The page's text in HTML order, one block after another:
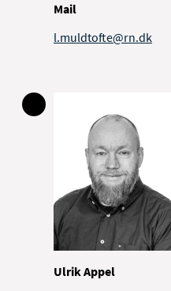
Mail
l.muldtofte@rn.dk
Ulrik Appel